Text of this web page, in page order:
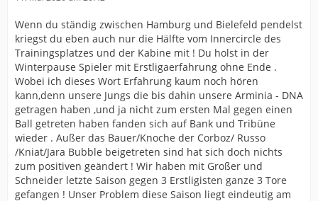
Wenn du ständig zwischen Hamburg und Bielefeld pendelst
kriegst du eben auch nur die Hälfte vom Innercircle des
Trainingsplatzes und der Kabine mit ! Du holst in der
Winterpause Spieler mit Erstligaerfahrung ohne Ende .
Wobei ich dieses Wort Erfahrung kaum noch hören
kann,denn unsere Jungs die bis dahin unsere Arminia - DNA
getragen haben ,und ja nicht zum ersten Mal gegen einen
Ball getreten haben fanden sich auf Bank und Tribüne
wieder . Außer das Bauer/Knoche der Corboz/ Russo
/Kniat/Jara Bubble beigetreten sind hat sich doch nichts
zum positiven geändert ! Wir haben mit Großer und
Schneider letzte Saison gegen 3 Erstligisten ganze 3 Tore
gefangen ! Unser Problem diese Saison liegt eindeutig am